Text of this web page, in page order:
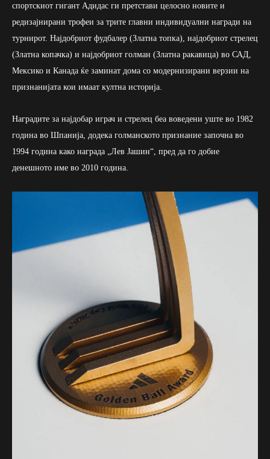
спортскиот гигант Адидас ги претстави целосно новите и
редизајнирани трофеи за трите главни индивидуални награди на
турнирот. Најдобриот фудбалер (Златна топка), најдобриот стрелец
(Златна копачка) и најдобриот голман (Златна ракавица) во САД,
Мексико и Канада ќе заминат дома со модернизирани верзии на
признанијата кои имаат култна историја.
Наградите за најдобар играч и стрелец беа воведени уште во 1982
година во Шпанија, додека голманското признание започна во
1994 година како награда „Лев Јашин“, пред да го добие
денешното име во 2010 година.